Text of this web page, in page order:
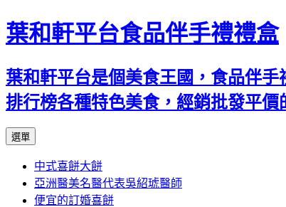
葉和軒平台食品伴手禮禮盒
葉和軒平台是個美食王國，食品伴
排行榜各種特色美食，經銷批發平價
選單
內
容
中式喜餅大餅
亞洲醫美名醫代表吳紹琥醫師
便宜的訂婚喜餅